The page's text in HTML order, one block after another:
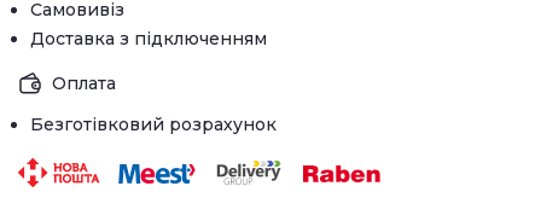
Самовивіз
Доставка з підключенням
Оплата
Безготівковий розрахунок